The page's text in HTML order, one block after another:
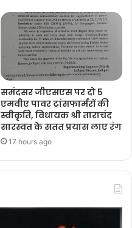
समंदसर जीएसएस पर दो 5
एमवीए पावर ट्रांसफार्मरों की
स्वीकृति, विधायक श्री ताराचंद
सारस्वत के सतत प्रयास लाए रंग
17 hours ago